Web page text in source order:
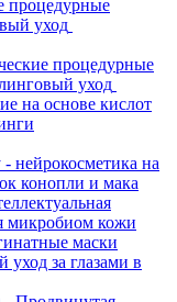
процедурные
уход
процедурные
уход
на основе кислот
нейрокосметика на
конопли и мака
микробиом кожи
маски
за глазами в